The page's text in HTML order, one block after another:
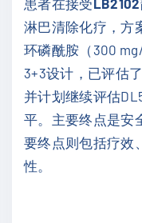
淋巴清除化疗，方
环磷酰胺（300
3+3设计，已评估
并计划继续评估
平。主要终点是安
要终点则包括疗效
性。